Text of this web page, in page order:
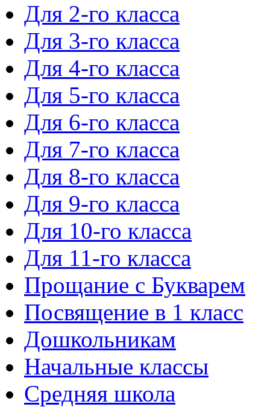
Для 2-го класса
Для 3-го класса
Для 4-го класса
Для 5-го класса
Для 6-го класса
Для 7-го класса
Для 8-го класса
Для 9-го класса
Для 10-го класса
Для 11-го класса
Прощание с Букварем
Посвящение в 1 класс
Дошкольникам
Начальные классы
Средняя школа